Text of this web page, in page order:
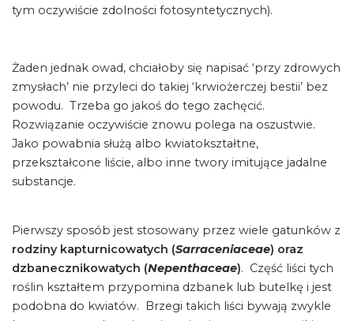
tym oczywiście zdolności fotosyntetycznych).
Żaden jednak owad, chciałoby się napisać ‘przy zdrowych
zmysłach’ nie przyleci do takiej ‘krwiożerczej bestii’ bez
powodu. Trzeba go jakoś do tego zachęcić.
Rozwiązanie oczywiście znowu polega na oszustwie.
Jako powabnia służą albo kwiatokształtne,
przekształcone liście, albo inne twory imitujące jadalne
substancje.
Pierwszy sposób jest stosowany przez wiele gatunków z
rodziny kapturnicowatych (Sarraceniaceae) oraz
dzbanecznikowatych (Nepenthaceae). Część liści tych
roślin kształtem przypomina dzbanek lub butelkę i jest
podobna do kwiatów. Brzegi takich liści bywają zwykle